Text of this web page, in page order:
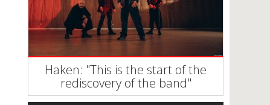
Haken: "This is the start of the
rediscovery of the band"